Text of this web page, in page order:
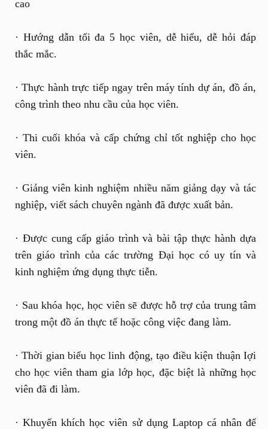
cao
· Hướng dẫn tối đa 5 học viên, dễ hiểu, dễ hỏi đáp
thắc mắc.
· Thực hành trực tiếp ngay trên máy tính dự án, đồ án,
công trình theo nhu cầu của học viên.
· Thi cuối khóa và cấp chứng chỉ tốt nghiệp cho học
viên.
· Giảng viên kinh nghiệm nhiều năm giảng dạy và tác
nghiệp, viết sách chuyên ngành đã được xuất bản.
· Được cung cấp giáo trình và bài tập thực hành dựa
trên giáo trình của các trường Ðại học có uy tín và
kinh nghiệm ứng dụng thực tiễn.
· Sau khóa học, học viên sẽ được hỗ trợ của trung tâm
trong một đồ án thực tế hoặc công việc đang làm.
· Thời gian biểu học linh động, tạo điều kiện thuận Iợi
cho học viên tham gia lớp học, đặc biệt là những học
viên đã đi làm.
· Khuyến khích học viên sử dụng Laptop cá nhân để